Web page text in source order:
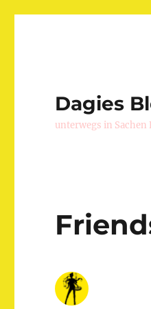
Dagies
unterwegs in